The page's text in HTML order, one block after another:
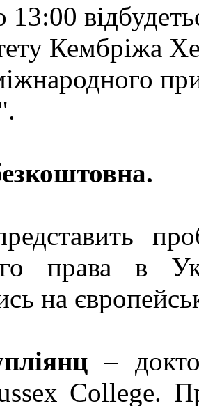
13:00
Кембріжа
права в
на
–
College.